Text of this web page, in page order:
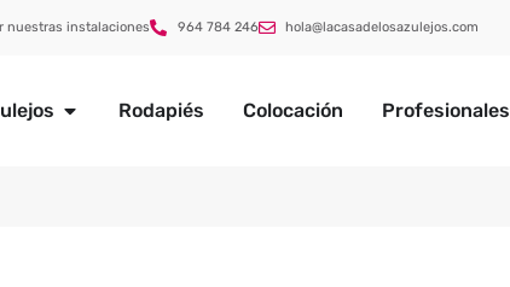
nuestras instalaciones 964 784 246 hola@lacasadelosazulejos.com
Rodapiés Colocación Profesionales